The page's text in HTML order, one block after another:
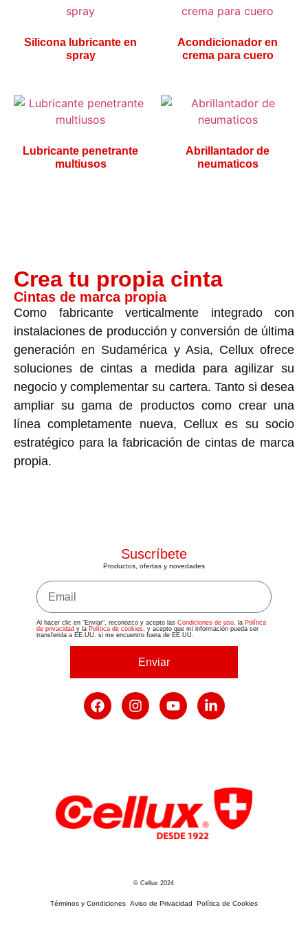
Silicona lubricante en
spray
Acondicionador en
crema para cuero
Lubricante penetrante
multiusos
Abrillantador de
neumaticos
Crea tu propia cinta
Cintas de marca propia
Como fabricante verticalmente integrado con
instalaciones de producción y conversión de última
generación en Sudamérica y Asia, Cellux ofrece
soluciones de cintas a medida para agilizar su
negocio y complementar su cartera. Tanto si desea
ampliar su gama de productos como crear una
línea completamente nueva, Cellux es su socio
estratégico para la fabricación de cintas de marca
propia.
Suscríbete
Productos, ofertas y novedades
Al hacer clic en "Enviar", reconozco y acepto las Condiciones de uso, la Política
de privacidad y la Política de cookies, y acepto que mi información pueda ser
transferida a EE.UU. si me encuentro fuera de EE.UU.
Enviar
© Cellux 2024
Términos y Condiciones Aviso de Privacidad Política de Cookies